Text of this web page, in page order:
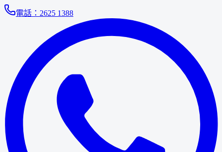
電話： 2625 1388